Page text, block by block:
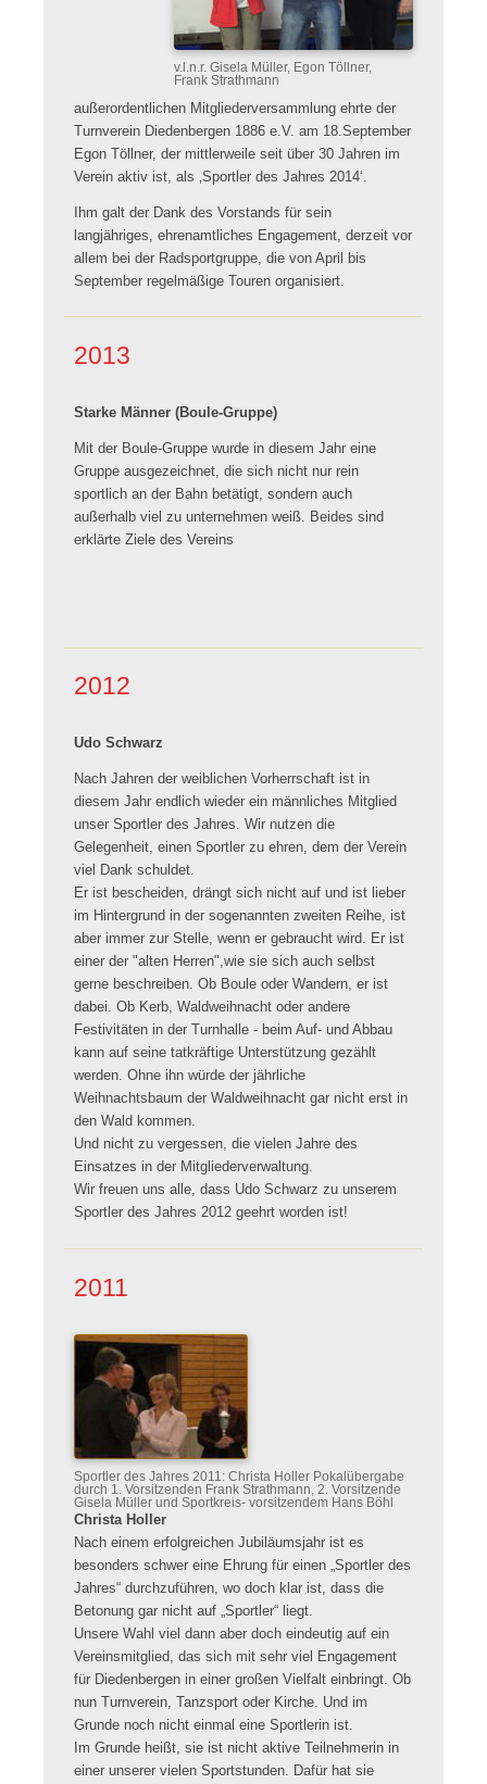
v.l.n.r. Gisela Müller, Egon Töllner,
Frank Strathmann
außerordentlichen Mitgliederversammlung ehrte der
Turnverein Diedenbergen 1886 e.V. am 18.September
Egon Töllner, der mittlerweile seit über 30 Jahren im
Verein aktiv ist, als ‚Sportler des Jahres 2014‘.
Ihm galt der Dank des Vorstands für sein
langjähriges, ehrenamtliches Engagement, derzeit vor
allem bei der Radsportgruppe, die von April bis
September regelmäßige Touren organisiert.
2013
Starke Männer (Boule-Gruppe)
Mit der Boule-Gruppe wurde in diesem Jahr eine
Gruppe ausgezeichnet, die sich nicht nur rein
sportlich an der Bahn betätigt, sondern auch
außerhalb viel zu unternehmen weiß. Beides sind
erklärte Ziele des Vereins
2012
Udo Schwarz
Nach Jahren der weiblichen Vorherrschaft ist in
diesem Jahr endlich wieder ein männliches Mitglied
unser Sportler des Jahres. Wir nutzen die
Gelegenheit, einen Sportler zu ehren, dem der Verein
viel Dank schuldet.
Er ist bescheiden, drängt sich nicht auf und ist lieber
im Hintergrund in der sogenannten zweiten Reihe, ist
aber immer zur Stelle, wenn er gebraucht wird. Er ist
einer der "alten Herren",wie sie sich auch selbst
gerne beschreiben. Ob Boule oder Wandern, er ist
dabei. Ob Kerb, Waldweihnacht oder andere
Festivitäten in der Turnhalle - beim Auf- und Abbau
kann auf seine tatkräftige Unterstützung gezählt
werden. Ohne ihn würde der jährliche
Weihnachtsbaum der Waldweihnacht gar nicht erst in
den Wald kommen.
Und nicht zu vergessen, die vielen Jahre des
Einsatzes in der Mitgliederverwaltung.
Wir freuen uns alle, dass Udo Schwarz zu unserem
Sportler des Jahres 2012 geehrt worden ist!
2011
Sportler des Jahres 2011: Christa Holler Pokalübergabe
durch 1. Vorsitzenden Frank Strathmann, 2. Vorsitzende
Gisela Müller und Sportkreis- vorsitzendem Hans Böhl
Christa Holler
Nach einem erfolgreichen Jubiläumsjahr ist es
besonders schwer eine Ehrung für einen „Sportler des
Jahres“ durchzuführen, wo doch klar ist, dass die
Betonung gar nicht auf „Sportler“ liegt.
Unsere Wahl viel dann aber doch eindeutig auf ein
Vereinsmitglied, das sich mit sehr viel Engagement
für Diedenbergen in einer großen Vielfalt einbringt. Ob
nun Turnverein, Tanzsport oder Kirche. Und im
Grunde noch nicht einmal eine Sportlerin ist.
Im Grunde heißt, sie ist nicht aktive Teilnehmerin in
einer unserer vielen Sportstunden. Dafür hat sie